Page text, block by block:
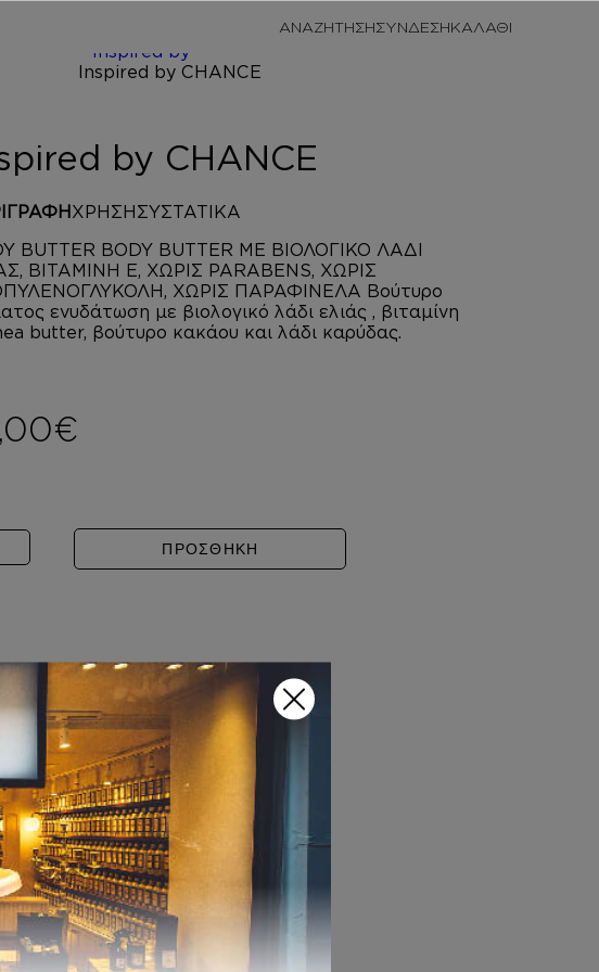
ΑΝΑΖΗΤΗΣΗΣΥΝΔΕΣΗ
Inspired by
by CHANCE
ΧΡΗΣΗ ΣΥΣΤΑΤΙΚΑ
BUTTER BODY BUTTER ΜΕ ΒΙΟΛΟΓΙΚΟ ΛΑΔΙ
ΒΙΤΑΜΙΝΗ Ε, ΧΩΡΙΣ PARABENS, ΧΩΡΙΣ
ΧΩΡΙΣ ΠΑΡΑΦΙΝΕΛΑ Βούτυρο
ενυδάτωση με βιολογικό λάδι ελιάς , βιταμίνη
butter, βούτυρο κακάου και λάδι καρύδας.
€
by CHANCE ποσότητα
ΠΡΟΣΘΗΚΗ
8,00€ through 20,00€